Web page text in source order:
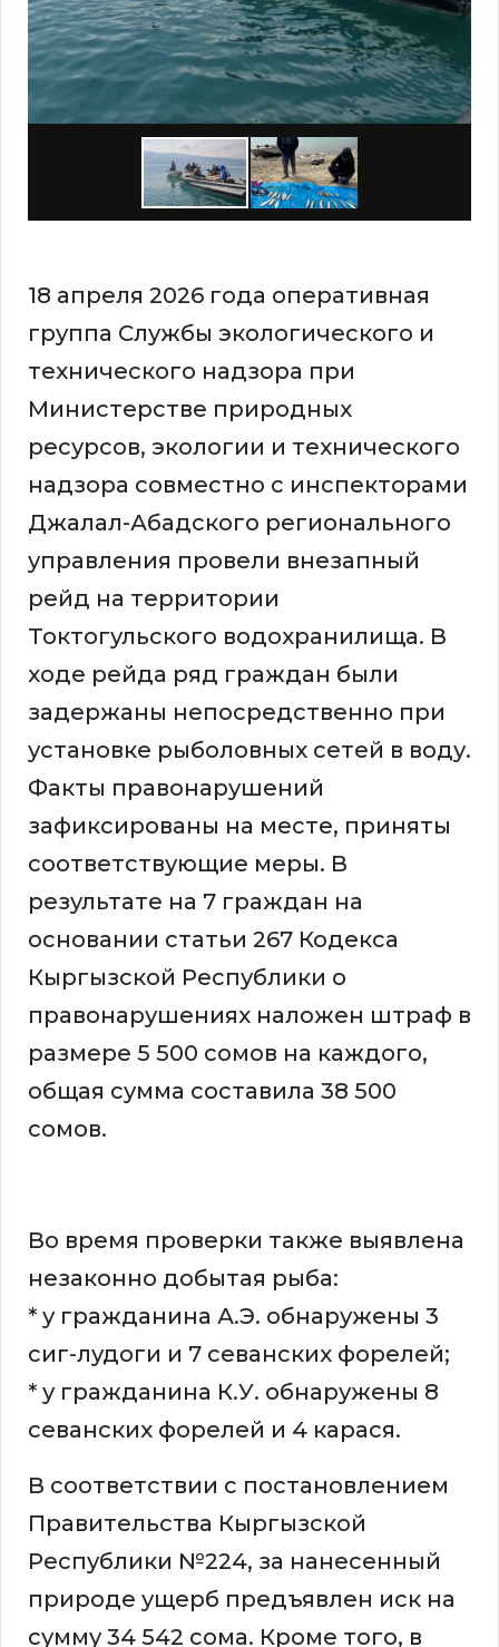
18 апреля 2026 года оперативная
группа Службы экологического и
технического надзора при
Министерстве природных
ресурсов, экологии и технического
надзора совместно с инспекторами
Джалал-Абадского регионального
управления провели внезапный
рейд на территории
Токтогульского водохранилища. В
ходе рейда ряд граждан были
задержаны непосредственно при
установке рыболовных сетей в воду.
Факты правонарушений
зафиксированы на месте, приняты
соответствующие меры. В
результате на 7 граждан на
основании статьи 267 Кодекса
Кыргызской Республики о
правонарушениях наложен штраф в
размере 5 500 сомов на каждого,
общая сумма составила 38 500
сомов.
Во время проверки также выявлена
незаконно добытая рыба:
* у гражданина А.Э. обнаружены 3
сиг-лудоги и 7 севанских форелей;
* у гражданина К.У. обнаружены 8
севанских форелей и 4 карася.
В соответствии с постановлением
Правительства Кыргызской
Республики №224, за нанесенный
природе ущерб предъявлен иск на
сумму 34 542 сома. Кроме того, в